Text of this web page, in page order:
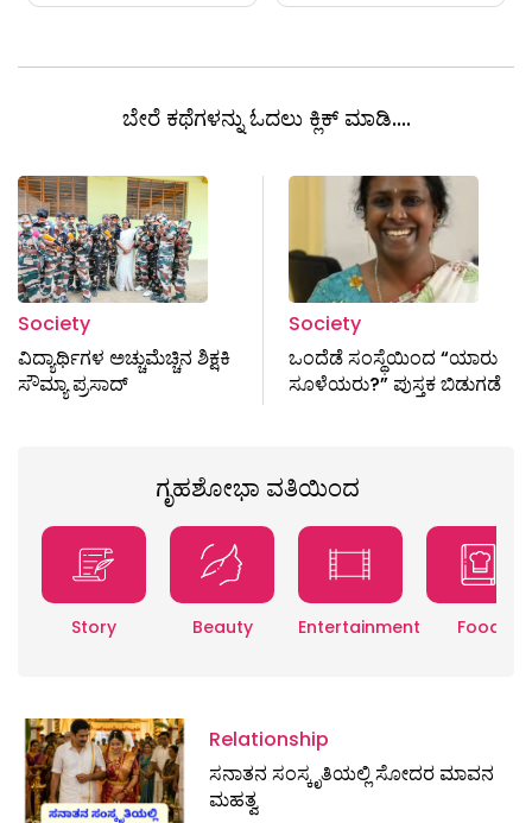
ಬೇರೆ ಕಥೆಗಳನ್ನು ಓದಲು ಕ್ಲಿಕ್ ಮಾಡಿ....
Society
ವಿದ್ಯಾರ್ಥಿಗಳ ಅಚ್ಚುಮೆಚ್ಚಿನ ಶಿಕ್ಷಕಿ
ಸೌಮ್ಯಾ ಪ್ರಸಾದ್‌
Society
ಒಂದೆಡೆ ಸಂಸ್ಥೆಯಿಂದ “ಯಾರು
ಸೂಳೆಯರು?” ಪುಸ್ತಕ ಬಿಡುಗಡೆ
ಗೃಹಶೋಭಾ ವತಿಯಿಂದ
Story Beauty Entertainment Food
Relationship
ಸನಾತನ ಸಂಸ್ಕೃತಿಯಲ್ಲಿ ಸೋದರ ಮಾವನ
ಮಹತ್ವ